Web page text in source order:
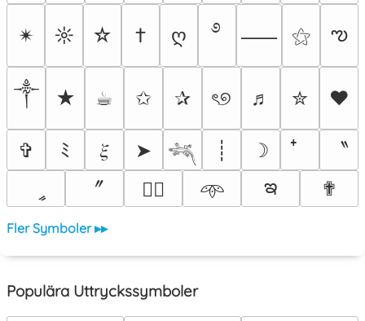
✴︎ ☼ ☆ † ღ ࿔ ⸺ ⚝ ఌ
༒︎ ★ ☕︎ ✩ ✰ ৎ୭ ♬ ✮ ❤
✞ ﾐ 𝜉 ➤ 𓆈 ┊ ☽
〝
〞 ♡⃕ 𖥸 ఇ ✟
Fler Symboler ▸▸
Populära Uttryckssymboler